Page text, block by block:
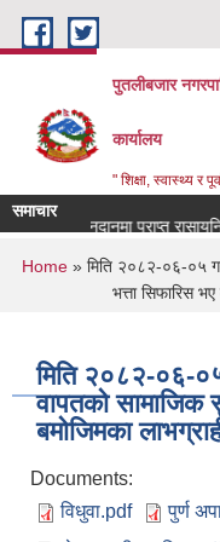
Skip to main content
पुतलीबजार
कार्यालय
" शिक्षा, स्वास्थ्य र
समाचार
अनुदानमा प्राप्त
You are here
Home » मिति २०८२-०६-०५
भत्ता सिफारिस
मिति २०८२-०६-
वापतको सामाजिक
बमोजिमका
Documents:
विधुवा.pdf
पुर्ण